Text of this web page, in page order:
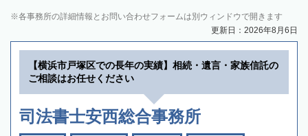
各事務所の詳細情報とお問い合わせフォームは別ウィンドウで開きます
更新日：2026年8月6日
【横浜市戸塚区での長年の実績】相続・遺言・家族信託の
ご相談はお任せください
司法書士安西総合事務所